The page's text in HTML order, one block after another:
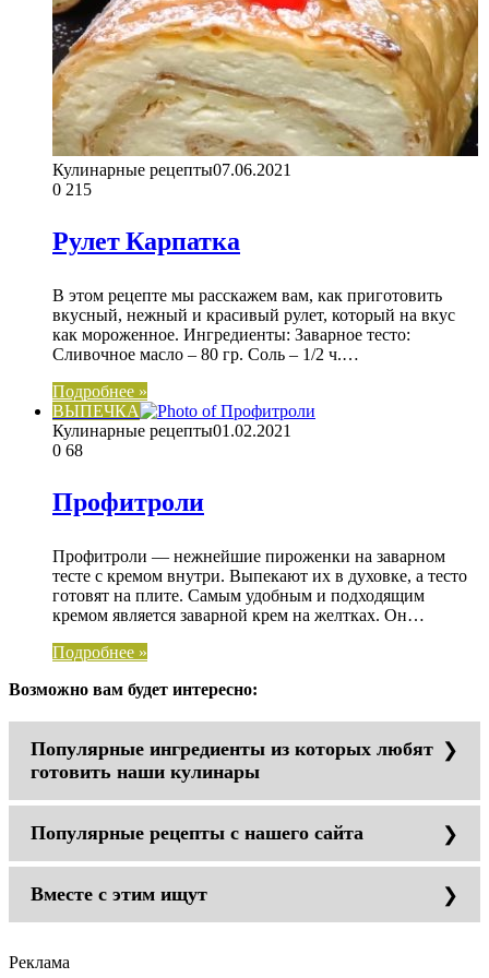
Кулинарные рецепты07.06.2021
0 215
Рулет Карпатка
В этом рецепте мы расскажем вам, как приготовить
вкусный, нежный и красивый рулет, который на вкус
как мороженное. Ингредиенты: Заварное тесто:
Сливочное масло – 80 гр. Соль – 1/2 ч.…
Подробнее »
ВЫПЕЧКА
Кулинарные рецепты01.02.2021
0 68
Профитроли
Профитроли — нежнейшие пироженки на заварном
тесте с кремом внутри. Выпекают их в духовке, а тесто
готовят на плите. Самым удобным и подходящим
кремом является заварной крем на желтках. Он…
Подробнее »
Возможно вам будет интересно:
Популярные ингредиенты из которых любят
готовить наши кулинары
уксус
картошка
оливковое масло
Популярные рецепты с нашего сайта
Легкие супы
Вместе с этим ищут
Реклама